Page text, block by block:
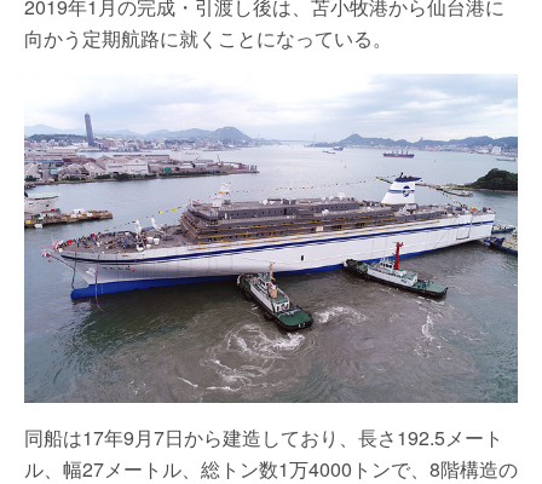
2019年1月の完成・引渡し後は、苫小牧港から仙台港に
向かう定期航路に就くことになっている。
同船は17年9月7日から建造しており、長さ192.5メート
ル、幅27メートル、総トン数1万4000トンで、8階構造の